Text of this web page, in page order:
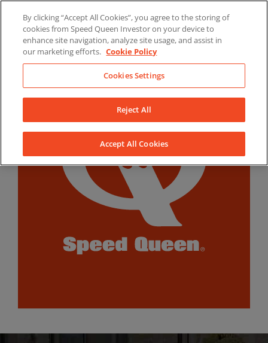
content
LinkedInYouTubeFacebook
By clicking “Accept All Cookies”, you agree to the storing of
cookies from Speed Queen Investor on your device to
enhance site navigation, analyze site usage, and assist in
our marketing efforts. Cookie Policy
Cookies Settings
Reject All
Accept All Cookies